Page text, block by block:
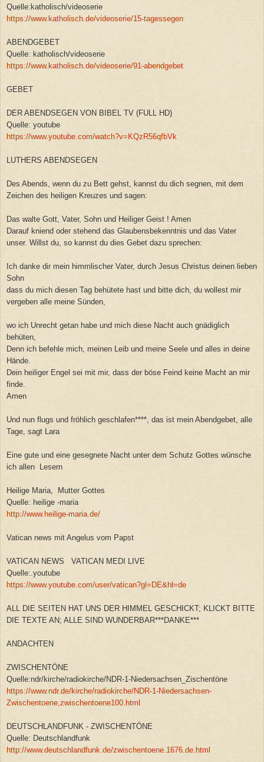
Quelle:katholisch/videoserie
https://www.katholisch.de/videoserie/15-tagessegen
ABENDGEBET
Quelle: katholisch/videoserie
https://www.katholisch.de/videoserie/91-abendgebet
GEBET
DER ABENDSEGEN VON BIBEL TV (FULL HD)
Quelle: youtube
https://www.youtube.com/watch?v=KQzR56qfbVk
LUTHERS ABENDSEGEN
Des Abends, wenn du zu Bett gehst, kannst du dich segnen, mit dem
Zeichen des heiligen Kreuzes und sagen:
Das walte Gott, Vater, Sohn und Heiliger Geist ! Amen
Darauf kniend oder stehend das Glaubensbekenntnis und das Vater
unser. Willst du, so kannst du dies Gebet dazu sprechen:
Ich danke dir mein himmlischer Vater, durch Jesus Christus deinen lieben
Sohn
dass du mich diesen Tag behütete hast und bitte dich, du wollest mir
vergeben alle meine Sünden,
wo ich Unrecht getan habe und mich diese Nacht auch gnädiglich
behüten,
Denn ich befehle mich, meinen Leib und meine Seele und alles in deine
Hände.
Dein heiliger Engel sei mit mir, dass der böse Feind keine Macht an mir
finde.
Amen
Und nun flugs und fröhlich geschlafen****, das ist mein Abendgebet, alle
Tage, sagt Lara
Eine gute und eine gesegnete Nacht unter dem Schutz Gottes wünsche
ich allen Lesern
Heilige Maria, Mutter Gottes
Quelle: heilige -maria
http://www.heilige-maria.de/
Vatican news mit Angelus vom Papst
VATICAN NEWS VATICAN MEDI LIVE
Quelle:.youtube
https://www.youtube.com/user/vatican?gl=DE&hl=de
ALL DIE SEITEN HAT UNS DER HIMMEL GESCHICKT; KLICKT BITTE
DIE TEXTE AN; ALLE SIND WUNDERBAR***DANKE***
ANDACHTEN
ZWISCHENTÖNE
Quelle:ndr/kirche/radiokirche/NDR-1-Niedersachsen_Zischentöne
https://www.ndr.de/kirche/radiokirche/NDR-1-Niedersachsen-
Zwischentoene,zwischentoene100.html
DEUTSCHLANDFUNK - ZWISCHENTÖNE
Quelle: Deutschlandfunk
http://www.deutschlandfunk.de/zwischentoene.1676.de.html